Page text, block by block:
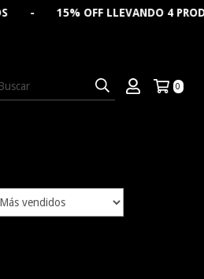
OFF LLEVANDO 4
0